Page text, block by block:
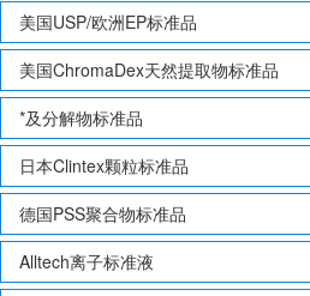
磺胺等
美国USP/欧洲EP标准品
美国ChromaDex天然提取物标准品
*及分解物标准品
日本Clintex颗粒标准品
德国PSS聚合物标准品
Alltech离子标准液